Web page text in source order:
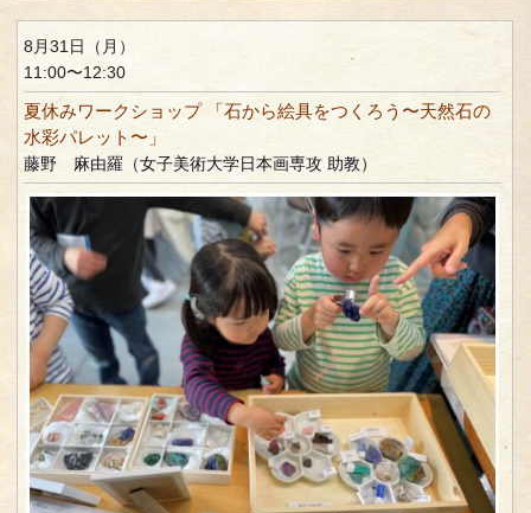
8月31日（月）
11:00〜12:30
夏休みワークショップ 「石から絵具をつくろう〜天然石の
水彩パレット〜」
藤野 麻由羅（女子美術大学日本画専攻 助教）